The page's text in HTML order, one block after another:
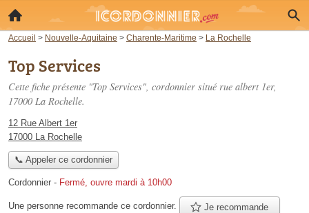
Accueil > Nouvelle-Aquitaine > Charente-Maritime > La Rochelle
Top Services
Cette fiche présente "Top Services", cordonnier situé rue albert 1er,
17000 La Rochelle.
12 Rue Albert 1er
17000 La Rochelle
📞 Appeler ce cordonnier
Cordonnier - Fermé, ouvre mardi à 10h00
Une personne recommande ce cordonnier. Je recommande